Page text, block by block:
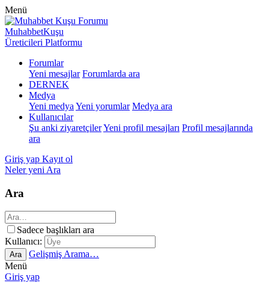
Menü
MuhabbetKuşu
Üreticileri Platformu
Forumlar
Yeni mesajlar Forumlarda ara
DERNEK
Medya
Yeni medya Yeni yorumlar Medya ara
Kullanıcılar
Şu anki ziyaretçilerYeni profil mesajları Profil mesajlarında
ara
Giriş yap Kayıt ol
Neler yeni Ara
Ara
Sadece başlıkları ara
Kullanıcı:
Ara
Gelişmiş Arama…
Menü
Giriş yap